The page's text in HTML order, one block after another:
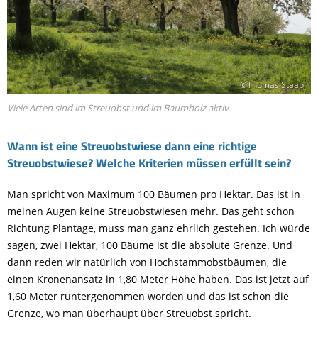
©Thomas Staab
Viele Arten sind im Streuobst und im Baumholz aktiv.
Wann ist eine Streuobstwiese dann eine richtige
Streuobstwiese? Welche Kriterien müssen erfüllt sein?
Man spricht von Maximum 100 Bäumen pro Hektar. Das ist in
meinen Augen keine Streuobstwiesen mehr. Das geht schon
Richtung Plantage, muss man ganz ehrlich gestehen. Ich würde
sagen, zwei Hektar, 100 Bäume ist die absolute Grenze. Und
dann reden wir natürlich von Hochstammobstbäumen, die
einen Kronenansatz in 1,80 Meter Höhe haben. Das ist jetzt auf
1,60 Meter runtergenommen worden und das ist schon die
Grenze, wo man überhaupt über Streuobst spricht.